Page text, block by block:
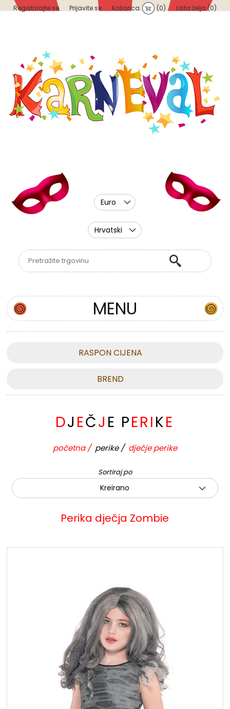
Registrirajte se Prijavite se Košarica (0) Lista želja (0)
Euro
Hrvatski
MENU
RASPON CIJENA
BREND
DJ EČJ E PERIKE
početna / perike / dječje perike
Sortiraj po
Kreirano
Perika dječja Zombie